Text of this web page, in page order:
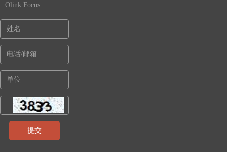
提交
Olink Focus